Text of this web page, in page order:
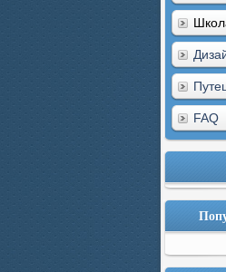
FAQ